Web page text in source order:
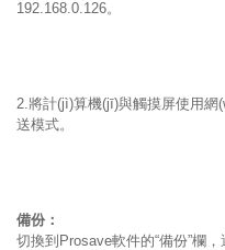
192.168.0.126。
2.將計(jì)算機(jī)與觸摸屏使用網
送模式。
備份：
切換到Prosave軟件的“備份”欄